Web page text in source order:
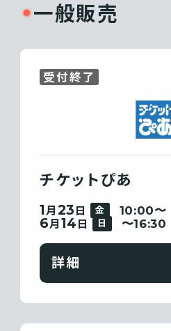
一般販売
受付終了
チケットぴあ
1月 23 日 金 10:00〜
6月 14 日 日 〜16:30
詳細